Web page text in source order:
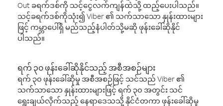
Out ခရက်ဒစ်ကို သင့်ငွေလက်ကျန်ထဲသို့ ထည့်ပေးပါသည်။
သင့်ခရက်ဒစ်ကိုသုံး၍ Viber ၏ သက်သာသော နှုန်းထားများ
ဖြင့် ကမ္ဘာပေါ်ရှိ မည်သည့်နံပါတ်သို့မဆို ဖုန်းခေါ်ဆိုနိုင်
ပါသည်။
ရက် ၃၀ ဖုန်းခေါ်ဆိုနိုင်သည့် အစီအစဉ်များ
ရက် ၃၀ ဖုန်းခေါ်ဆိုမှု အစီအစဉ်ဖြင့် သင်သည် Viber ၏
သက်သာသော နှုန်းထားများဖြင့် ရက် ၃၀ အတွင်း သင်
ရွေးချယ်လိုက်သည့် နေရာဒေသသို့ နိုင်ငံတကာ ဖုန်းခေါ်ဆိုမှု